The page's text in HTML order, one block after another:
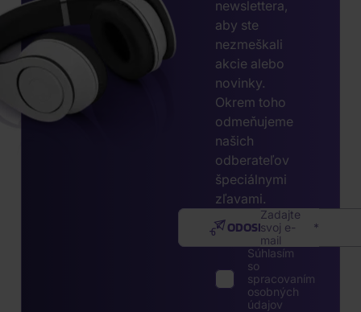
newslettera,
aby ste
nezmeškali
akcie alebo
novinky.
Okrem toho
odmeňujeme
našich
odberateľov
špeciálnymi
zľavami.
Zadajte
svoj e-
mail
ODOSLAŤ
Súhlasím
so
spracovaním
osobných
údajov